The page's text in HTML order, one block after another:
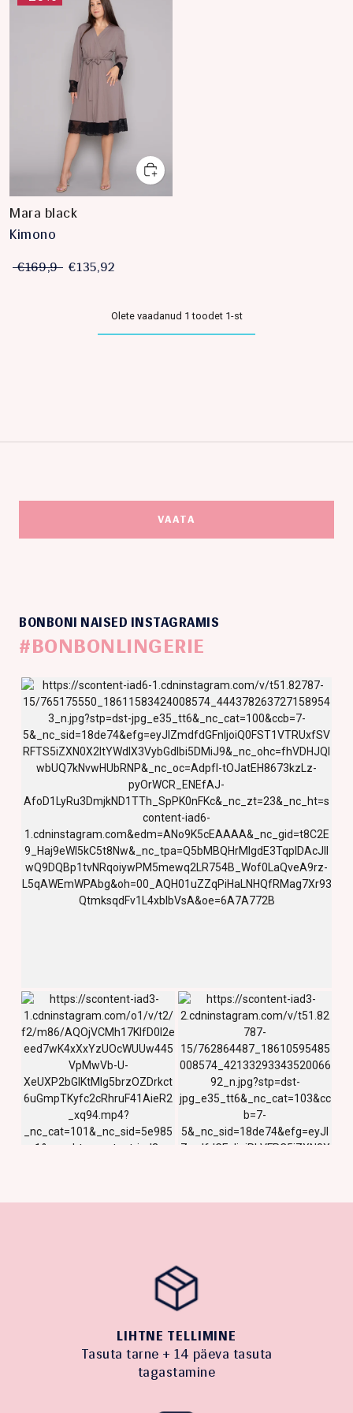
Mara black
Kimono
€169,9 €135,92
Olete vaadanud 1 toodet 1-st
VAATA
BONBONI NAISED INSTAGRAMIS
#BONBONLINGERIE
LIHTNE TELLIMINE
Tasuta tarne + 14 päeva tasuta
tagastamine